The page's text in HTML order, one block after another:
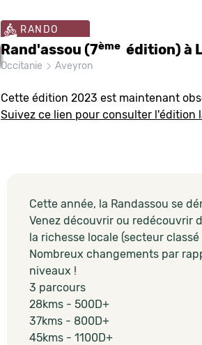
RANDO
Rand'assou (7ème édition) à
Occitanie Aveyron
Cette édition 2023 est maintenant
Suivez ce lien pour consulter l'édition
Cette année, la Randassou se
Venez découvrir ou redécouvrir
la richesse locale (secteur
Nombreux changements par
niveaux !
3 parcours
28kms - 500D+
37kms - 800D+
45kms - 1100D+